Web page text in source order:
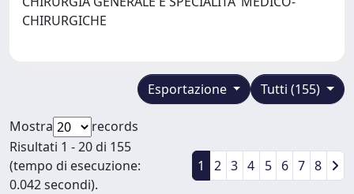
CHIRURGICHE
Tutti (155)
Esportazione
Mostra
records
Risultati 1 - 20 di 155
(tempo di esecuzione:
0.042 secondi).
1 2 3 4 5 6 7 8